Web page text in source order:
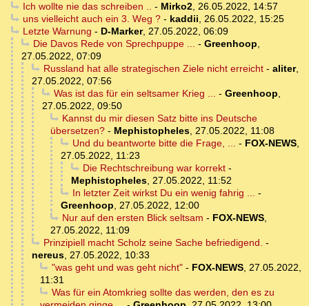
Ich wollte nie das schreiben .. - Mirko2, 26.05.2022, 14:57
uns vielleicht auch ein 3. Weg ?- kaddii, 26.05.2022, 15:25
Letzte Warnung - D-Marker, 27.05.2022, 06:09
Die Davos Rede von Sprechpuppe ... - Greenhoop,
27.05.2022, 07:09
Russland hat alle strategischen Ziele nicht erreicht- aliter,
27.05.2022, 07:56
Was ist das für ein seltsamer Krieg ... - Greenhoop,
27.05.2022, 09:50
Kannst du mir diesen Satz bitte ins Deutsche
übersetzen? - Mephistopheles, 27.05.2022, 11:08
Und du beantworte bitte die Frage, ... - FOX-NEWS,
27.05.2022, 11:23
Die Rechtschreibung war korrekt-
Mephistopheles, 27.05.2022, 11:52
In letzter Zeit wirkst Du ein wenig fahrig ... -
Greenhoop, 27.05.2022, 12:00
Nur auf den ersten Blick seltsam - FOX-NEWS,
27.05.2022, 11:09
Prinzipiell macht Scholz seine Sache befriedigend. -
nereus, 27.05.2022, 10:33
"was geht und was geht nicht"- FOX-NEWS, 27.05.2022,
11:31
Was für ein Atomkrieg sollte das werden, den es zu